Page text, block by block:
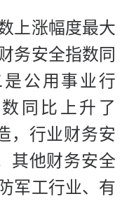
上涨幅度最大
务安全指数同
是公用事业行
同比上升了
，行业财务安
其他财务安全
军工行业、有